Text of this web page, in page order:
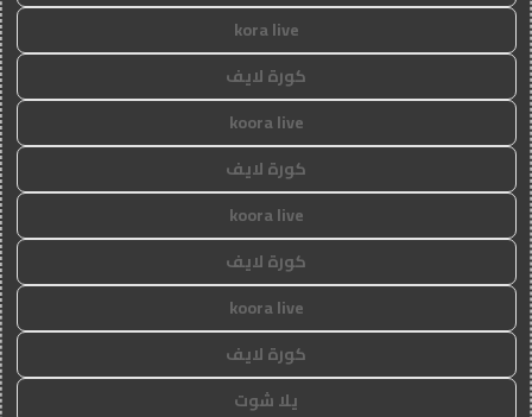
kora live
كورة لايف
koora live
كورة لايف
koora live
كورة لايف
koora live
كورة لايف
يلا شوت